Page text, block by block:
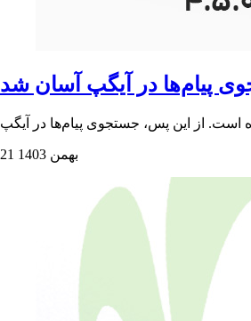
پیام‌ها در آیگپ آسان شد
21 بهمن 1403